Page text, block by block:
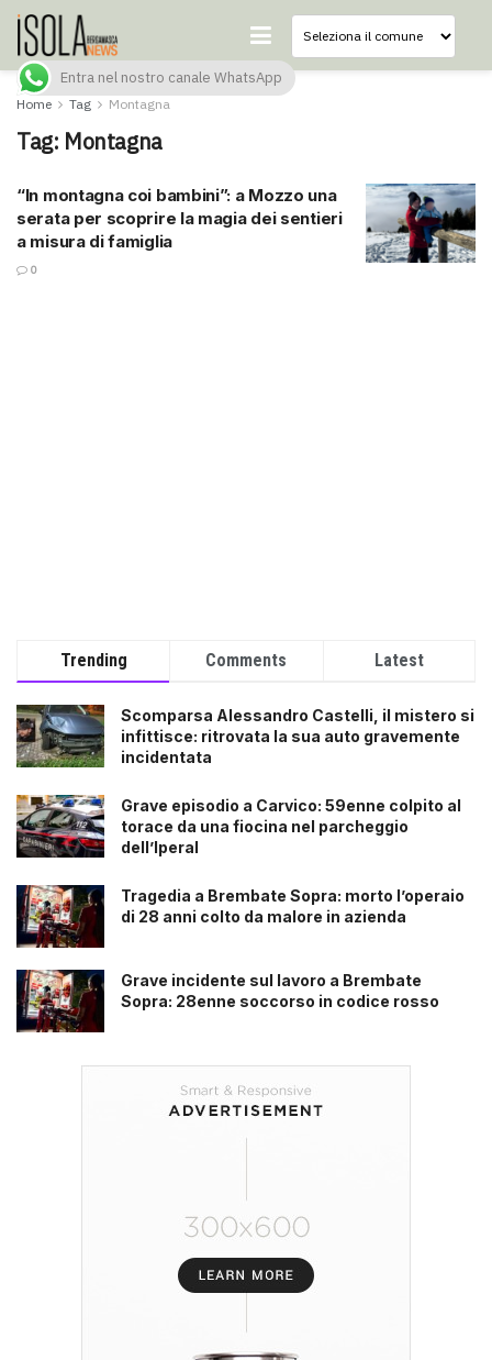
Home Tag Montagna
Tag: Montagna
“In montagna coi bambini”: a Mozzo una
serata per scoprire la magia dei sentieri
a misura di famiglia
0
Trending Comments Latest
Scomparsa Alessandro Castelli, il mistero si
infittisce: ritrovata la sua auto gravemente
incidentata
Grave episodio a Carvico: 59enne colpito al
torace da una fiocina nel parcheggio
dell’Iperal
Tragedia a Brembate Sopra: morto l’operaio
di 28 anni colto da malore in azienda
Grave incidente sul lavoro a Brembate
Sopra: 28enne soccorso in codice rosso
Entra nel nostro canale WhatsApp